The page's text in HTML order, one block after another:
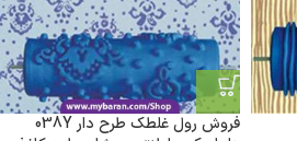
فروش رول غلطک طرح دار 038Y